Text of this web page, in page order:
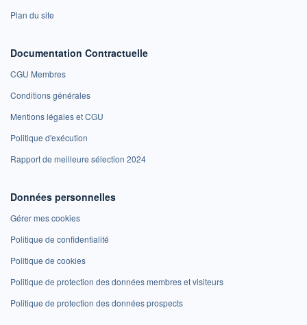
Plan du site
Documentation Contractuelle
CGU Membres
Conditions générales
Mentions légales et CGU
Politique d'exécution
Rapport de meilleure sélection 2024
Données personnelles
Gérer mes cookies
Politique de confidentialité
Politique de cookies
Politique de protection des données membres et visiteurs
Politique de protection des données prospects